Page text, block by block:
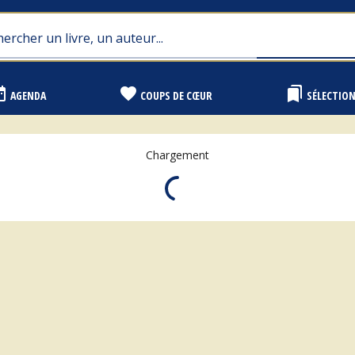
AGENDA favorite COUPS DE CŒUR bookmarks
Chargement